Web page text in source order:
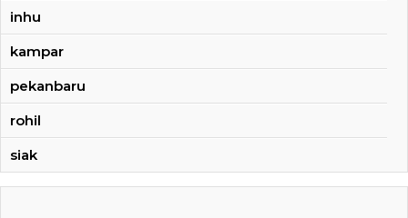
inhu
kampar
pekanbaru
rohil
siak